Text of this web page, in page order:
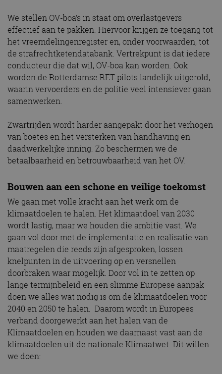
We stellen OV-boa’s in staat om overlastgevers
effectief aan te pakken. Hiervoor krijgen ze toegang tot
het vreemdelingenregister en, onder voorwaarden, tot
de strafrechtketendatabank. Vertrekpunt is dat iedere
conducteur die dat wil, OV-boa kan worden. Ook
worden de Rotterdamse RET-pilots landelijk uitgerold,
waarin vervoerders en de politie veel intensiever gaan
samenwerken.
Zwartrijden wordt harder aangepakt door het verhogen
van boetes en het versterken van handhaving en
daadwerkelijke inning. Zo beschermen we de
betaalbaarheid en betrouwbaarheid van het OV.
Bouwen aan een schone en veilige toekomst
We gaan met volle kracht aan het werk om de
klimaatdoelen te halen. Het klimaatdoel van 2030
wordt lastig, maar we houden die ambitie vast. We
gaan vol door met de implementatie en realisatie van
maatregelen die reeds zijn afgesproken, lossen
knelpunten in de uitvoering op en versnellen
doorbraken waar mogelijk. Door vol in te zetten op
lange termijnbeleid en een slimme Europese aanpak
doen we alles wat nodig is om de klimaatdoelen voor
2040 en 2050 te halen. Daarom wordt in Europees
verband doorgewerkt aan het halen van de
Klimaatdoelen en houden we daarnaast vast aan de
klimaatdoelen uit de nationale Klimaatwet. Dit willen
we doen: